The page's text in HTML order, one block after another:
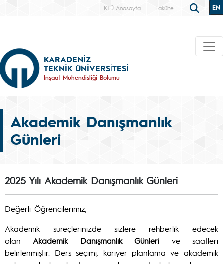
KTÜ Anasayfa Fakülte EN
KARADENİZ
TEKNİK ÜNİVERSİTESİ
İnşaat Mühendisliği Bölümü
Akademik Danışmanlık
Günleri
2025 Yılı Akademik Danışmanlık Günleri
Değerli Öğrencilerimiz,
Akademik süreçlerinizde sizlere rehberlik edecek
olan Akademik Danışmanlık Günleri ve saatleri
belirlenmiştir. Ders seçimi, kariyer planlama ve akademik